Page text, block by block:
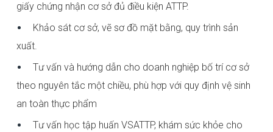
giấy chứng nhận cơ sở đủ điều kiện ATTP.
Khảo sát cơ sở, vẽ sơ đồ mặt bằng, quy trình sản
xuất.
Tư vấn và hướng dẫn cho doanh nghiệp bố trí cơ sở
theo nguyên tắc một chiều, phù hợp với quy định vệ sinh
an toàn thực phẩm
Tư vấn học tập huấn VSATTP, khám sức khỏe cho